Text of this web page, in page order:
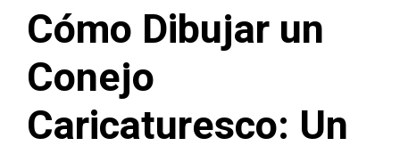
Cómo Dibujar un
Conejo
Caricaturesco: Un